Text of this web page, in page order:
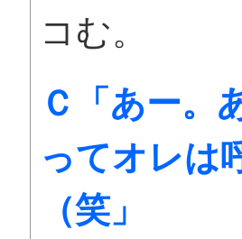
コむ。
Ｃ「あー。
ってオレは
（笑」